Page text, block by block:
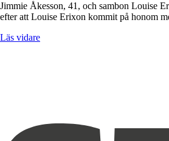
Jimmie Åkesson, 41, och sambon Louise
efter att Louise Erixon kommit på honom
Läs vidare